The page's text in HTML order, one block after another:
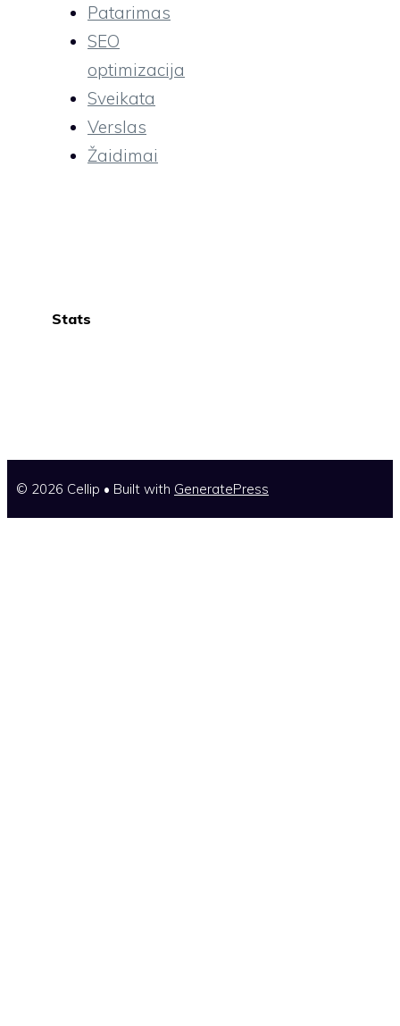
Patarimas
SEO
optimizacija
Sveikata
Verslas
Žaidimai
Stats
© 2026 Cellip • Built with GeneratePress